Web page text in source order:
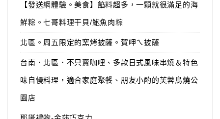
【發送網體驗。美食】餡料超多，一顆就很滿足的海
鮮粽。七哥料理干貝/鮑魚肉粽
北區。周五限定的窯烤披薩。賀呷ㄟ披薩
台南．北區．不只賣咖哩、多款日式風味串燒＆特色
味自慢料理，適合家庭聚餐、朋友小酌的芙蓉鳥燒公
園店